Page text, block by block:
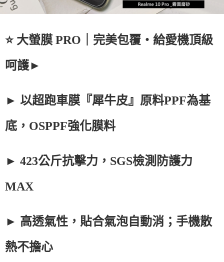
⭐ 大螢膜 PRO｜完美包覆・給愛機頂級
呵護►
► 以超跑車膜『犀牛皮』原料PPF為基
底，OSPPF強化膜料
► 423公斤抗擊力，SGS檢測防護力
MAX
► 高透氣性，貼合氣泡自動消；手機散
熱不擔心